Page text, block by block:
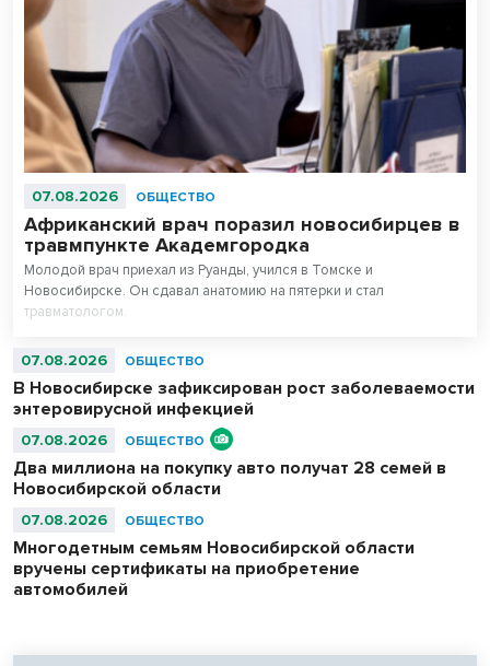
07.08.2026 ОБЩЕСТВО
Африканский врач поразил новосибирцев в
травмпункте Академгородка
Молодой врач приехал из Руанды, учился в Томске и
Новосибирске. Он сдавал анатомию на пятерки и стал
травматологом.
07.08.2026 ОБЩЕСТВО
В Новосибирске зафиксирован рост заболеваемости
энтеровирусной инфекцией
07.08.2026 ОБЩЕСТВО
Два миллиона на покупку авто получат 28 семей в
Новосибирской области
07.08.2026 ОБЩЕСТВО
Многодетным семьям Новосибирской области
вручены сертификаты на приобретение
автомобилей